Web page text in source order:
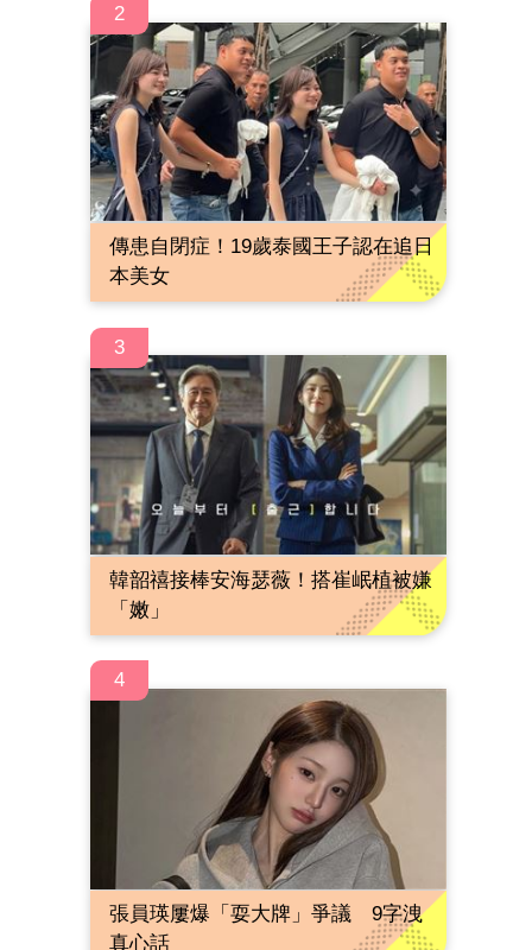
2
傳患自閉症！19歲泰國王子認在追日
本美女
3
韓韶禧接棒安海瑟薇！搭崔岷植被嫌
「嫩」
4
張員瑛屢爆「耍大牌」爭議 9字洩
真心話